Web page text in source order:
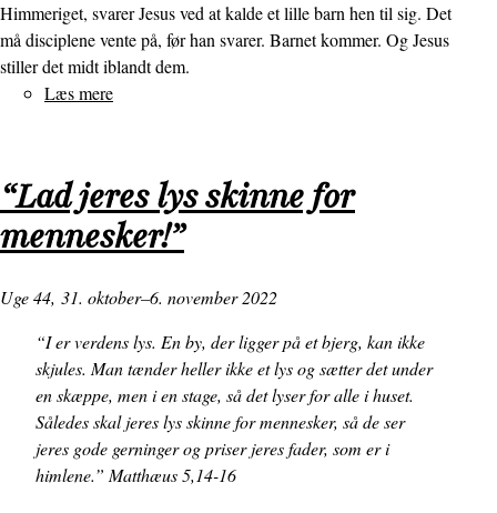
Himmeriget, svarer Jesus ved at kalde et lille barn hen til sig. Det
må disciplene vente på, før han svarer. Barnet kommer. Og Jesus
stiller det midt iblandt dem.
Læs mere
“Lad jeres lys skinne for
mennesker!”
Uge 44, 31. oktober–6. november 2022
“I er verdens lys. En by, der ligger på et bjerg, kan ikke
skjules. Man tænder heller ikke et lys og sætter det under
en skæppe, men i en stage, så det lyser for alle i huset.
Således skal jeres lys skinne for mennesker, så de ser
jeres gode gerninger og priser jeres fader, som er i
himlene.” Matthæus 5,14-16